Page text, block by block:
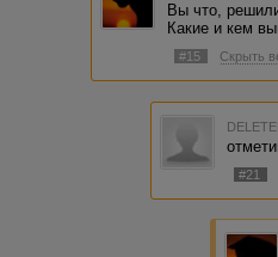
Вы что,
Какие и кем
#15 Скрыть
#21